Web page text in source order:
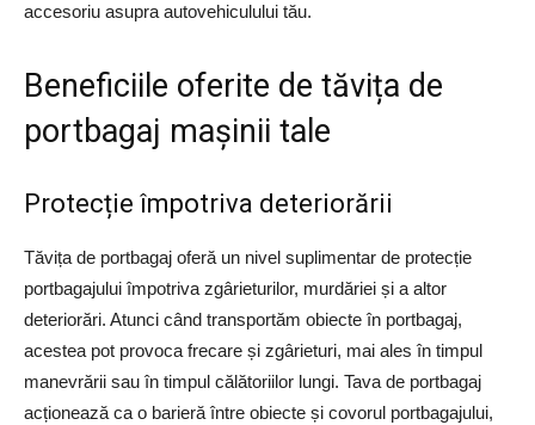
accesoriu asupra autovehiculului tău.
Beneficiile oferite de tăvița de
portbagaj mașinii tale
Protecție împotriva deteriorării
Tăvița de portbagaj oferă un nivel suplimentar de protecție
portbagajului împotriva zgârieturilor, murdăriei și a altor
deteriorări. Atunci când transportăm obiecte în portbagaj,
acestea pot provoca frecare și zgârieturi, mai ales în timpul
manevrării sau în timpul călătoriilor lungi. Tava de portbagaj
acționează ca o barieră între obiecte și covorul portbagajului,